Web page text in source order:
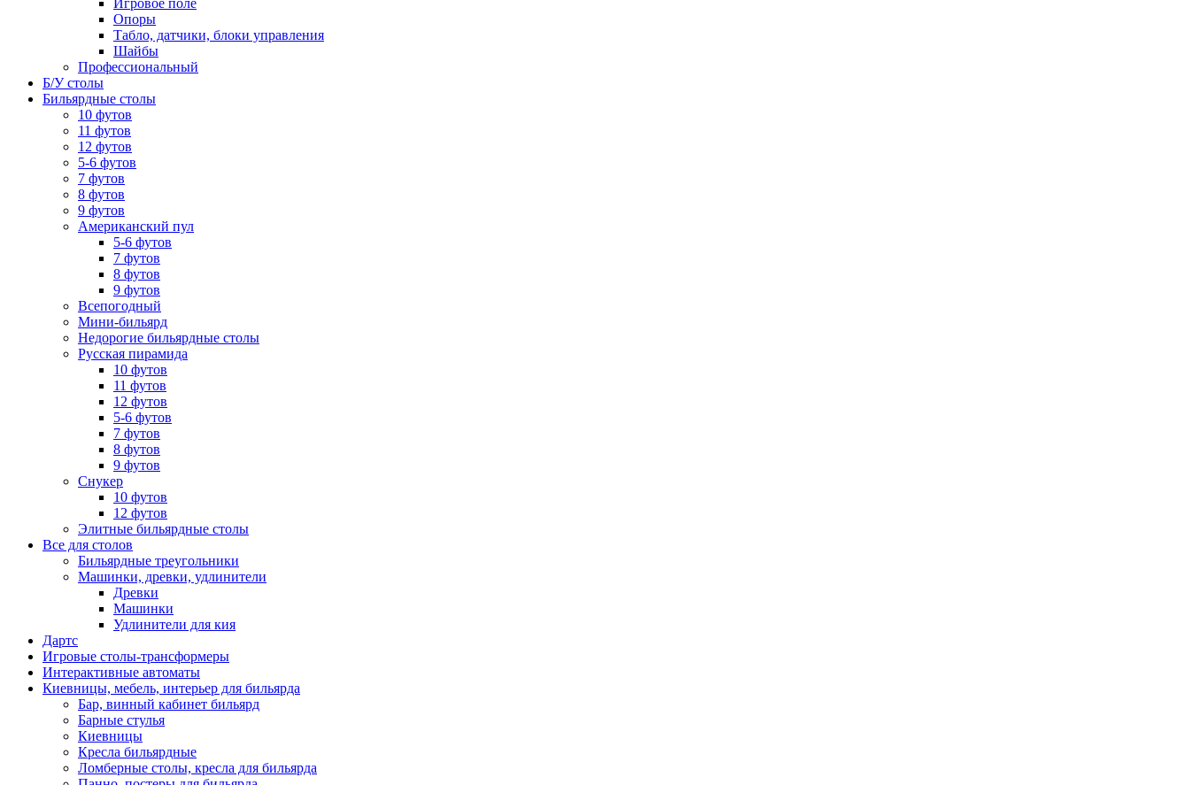
Игровое поле
Опоры
Табло, датчики, блоки управления
Шайбы
Профессиональный
Б/У столы
Бильярдные столы
10 футов
11 футов
12 футов
5-6 футов
7 футов
8 футов
9 футов
Американский пул
5-6 футов
7 футов
8 футов
9 футов
Всепогодный
Мини-бильярд
Недорогие бильярдные столы
Русская пирамида
10 футов
11 футов
12 футов
5-6 футов
7 футов
8 футов
9 футов
Снукер
10 футов
12 футов
Элитные бильярдные столы
Все для столов
Бильярдные треугольники
Машинки, древки, удлинители
Древки
Машинки
Удлинители для кия
Дартс
Игровые столы-трансформеры
Интерактивные автоматы
Киевницы, мебель, интерьер для бильярда
Бар, винный кабинет бильярд
Барные стулья
Киевницы
Кресла бильярдные
Ломберные столы, кресла для бильярда